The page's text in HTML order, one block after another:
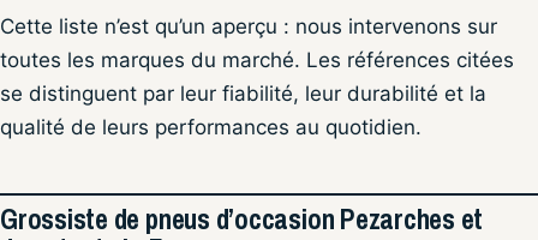
Cette liste n’est qu’un aperçu : nous intervenons sur
toutes les marques du marché. Les références citées
se distinguent par leur fiabilité, leur durabilité et la
qualité de leurs performances au quotidien.
Grossiste de pneus d’occasion Pezarches et